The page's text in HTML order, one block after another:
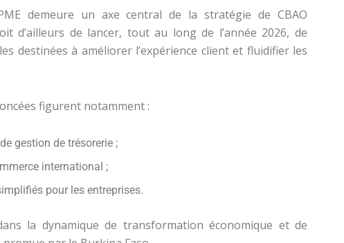
demeure un axe central de la stratégie de CBAO
d’ailleurs de lancer, tout au long de l’année 2026, de
destinées à améliorer l’expérience client et fluidifier les
figurent notamment :
gestion de trésorerie ;
international ;
pour les entreprises.
la dynamique de transformation économique et de